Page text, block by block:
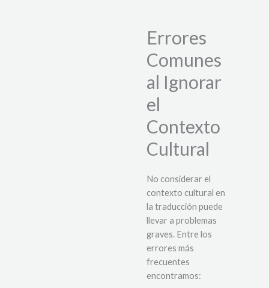
Errores
Comunes
al Ignorar
el
Contexto
Cultural
No considerar el
contexto cultural en
la traducción puede
llevar a problemas
graves. Entre los
errores más
frecuentes
encontramos: